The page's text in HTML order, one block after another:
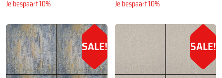
Je bespaart 10%
Je bespaart 10%
SALE! SALE!